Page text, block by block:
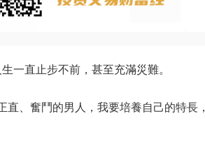
一直止步不前，甚至充滿災難。‍‍‍‍‍‍‍‍‍‍‍‍‍‍‍‍‍‍‍‍‍‍‍‍‍‍‍‍‍‍‍‍‍‍‍‍‍‍‍‍‍‍‍‍‍‍‍‍‍‍‍‍‍‍
、奮鬥的男人，我要培養自己的特長，